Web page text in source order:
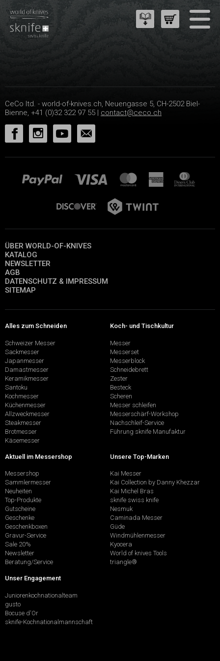
CeCo ltd. - world-of-knives.ch, Neuengasse 5, CH-2502 Biel-
Bienne, +41 (0)32 322 97 55 | contact@ceco.ch
ÜBER WORLD-OF-KNIVES
KATALOG
NEWSLETTER
AGB
DATENSCHUTZ & IMPRESSUM
SITEMAP
Alles zum Schneiden
Schweizer Messer
Sackmesser
Japanmesser
Damastmesser
Keramikmesser
Santoku
Kochmesser
Küchenmesser
Allzweckmesser
Steakmesser
Brotmesser
Käsemesser
Koch- und Tischkultur
Messer
Messerset
Messerblock
Schneidebrett
Zester
Besteck
Scheren
Messer schleifen
Messerschärf-Workshop
Nachschleif-Service
Führung sknife Manufaktur
Aktuell im Messershop
Messershop
Sammlermesser
Neuheiten
Top-Produkte
Gutscheine
Geschenke
Geschenkboxen
Gravur-Service
Sale 20%
Newsletter
Beratung/Service
Unsere Top-Marken
Kai Messer
Kai Collection by Danny Khezzar
Kai Michel Bras
sknife swiss knife
Nesmuk
Caminada Messer
Güde
Windmühlenmesser
Kyocera
World of knives Tools
triangle®
Unser Engagement
Juniorenkochnationalteam
gusto
Bocuse d'Or
sknife-Kochnationalmannschaft